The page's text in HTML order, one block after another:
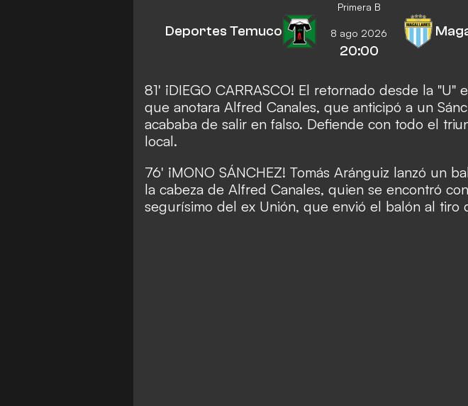
Primera B
Deportes Temuco 8 ago 2026
20:00
81' ¡DIEGO CARRASCO! El retornado desde la "U"
que anotara Alfred Canales, que anticipó a un
acababa de salir en falso. Defiende con todo el
local.
76' ¡MONO SÁNCHEZ! Tomás Aránguiz lanzó un
la cabeza de Alfred Canales, quien se encontró
segurísimo del ex Unión, que envió el balón al tiro